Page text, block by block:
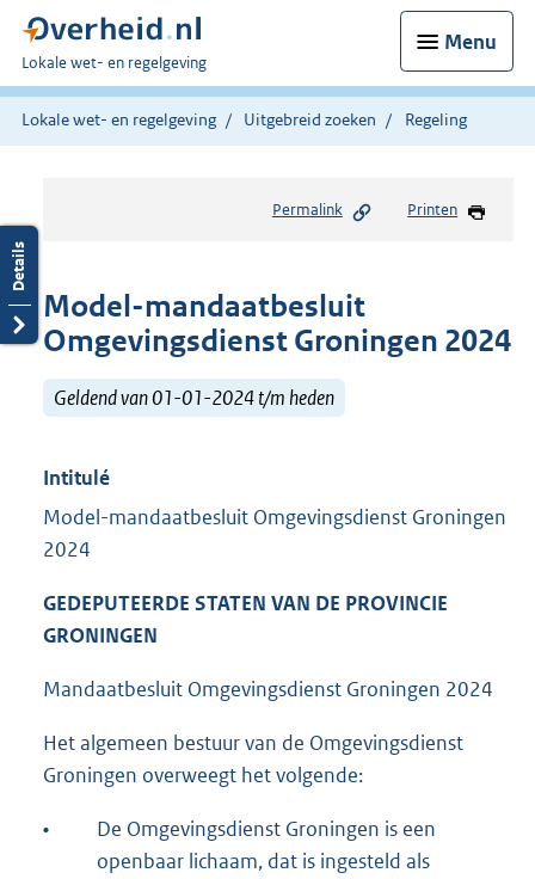
Menu
U
bent
hier:
Lokale wet- en regelgeving
Lokale wet- en regelgeving Uitgebreid zoeken Regeling
Permalink Printen
Model-mandaatbesluit
Omgevingsdienst Groningen 2024
Geldend van 01-01-2024 t/m heden
Intitulé
Model-mandaatbesluit Omgevingsdienst Groningen
2024
GEDEPUTEERDE STATEN VAN DE PROVINCIE
GRONINGEN
Mandaatbesluit Omgevingsdienst Groningen 2024
Het algemeen bestuur van de Omgevingsdienst
Groningen overweegt het volgende:
•
De Omgevingsdienst Groningen is een
openbaar lichaam, dat is ingesteld als